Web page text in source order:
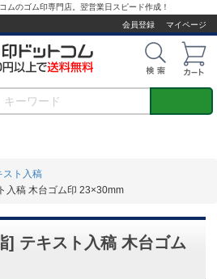
ムのゴム印専門店。翌営業日スピード作成！
会員登録
マイページ
スト入稿
入稿 木台ゴム印 23×30mm
] テキスト入稿 木台ゴム